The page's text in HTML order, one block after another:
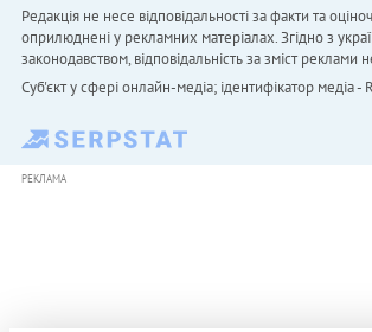
Редакція не несе відповідальності за факти та
оприлюднені у рекламних матеріалах. Згідно з
законодавством, відповідальність за зміст реклами
Cуб'єкт у сфері онлайн-медіа; ідентифікатор медіа
РЕКЛАМА